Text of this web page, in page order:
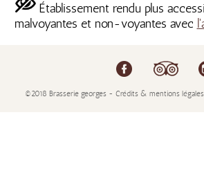
JOBS
Établissement rendu plus
malvoyantes et non-voyantes avec
©2018 Brasserie georges - Crédits & mentions